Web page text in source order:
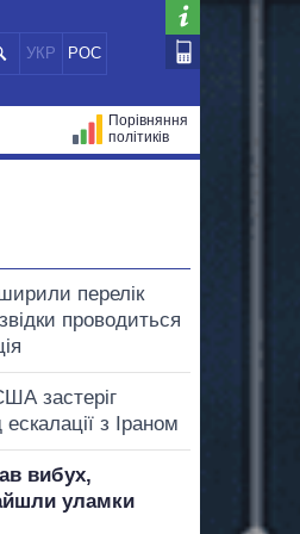
УКР РОС
Порівняння
політиків
перелік
проводиться
застеріг
з Іраном
вибух,
уламки